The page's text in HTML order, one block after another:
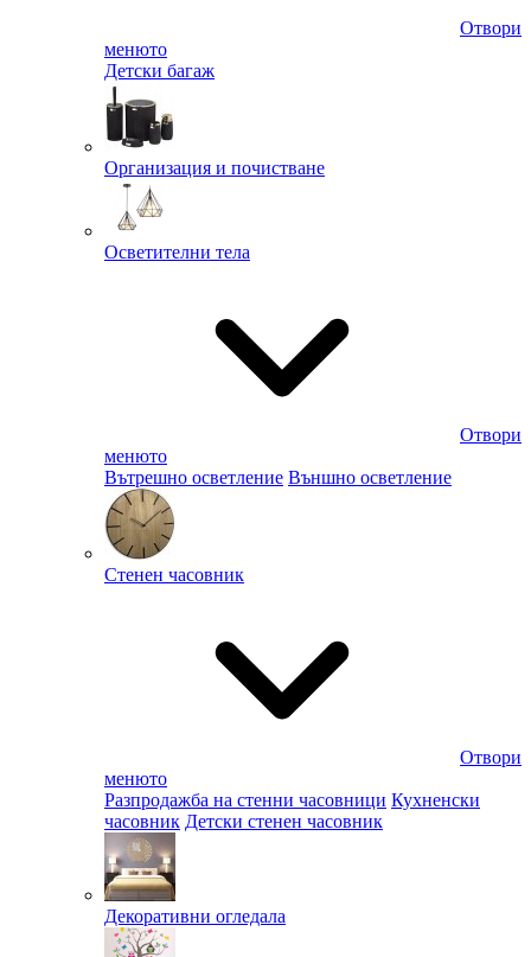
Отвори
менюто
Детски багаж
Организация и почистване
Осветителни тела
Отвори
менюто
Вътрешно осветление Външно осветление
Стенен часовник
Отвори
менюто
Разпродажба на стенни часовници Кухненски
часовник Детски стенен часовник
Декоративни огледала